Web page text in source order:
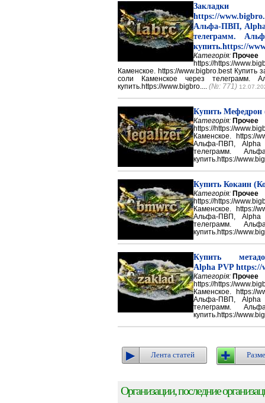
Закладки
https://
Альфа-ПВП, Alpha
телеграмм.
купить.https://
Категорія: Прочее
https://https://
Каменское. https://www.bigbro.best Купить
соли Каменское через телеграмм.
купить.https://www.bigbro.... (№: 771)
Купить
Категорія: Прочее
https://https://
Каменское. https://
Альфа-ПВП, Alpha
телеграмм.
купить.https://
Купить Кокаин
Категорія: Прочее
https://https://
Каменское. https://
Альфа-ПВП, Alpha
телеграмм.
купить.https://
Купить
Alpha PVP https://
Категорія: Прочее
https://https://
Каменское. https://
Альфа-ПВП, Alpha
телеграмм.
купить.https://
Лента статей
Организации, последние